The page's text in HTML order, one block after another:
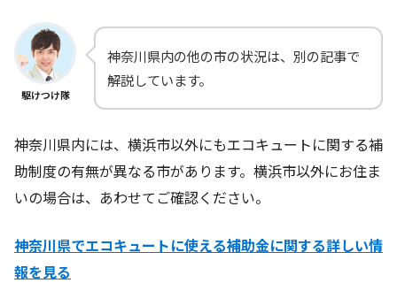
駆けつけ隊
神奈川県内の他の市の状況は、別の記事で
解説しています。
神奈川県内には、横浜市以外にもエコキュートに関する補
助制度の有無が異なる市があります。横浜市以外にお住ま
いの場合は、あわせてご確認ください。
神奈川県でエコキュートに使える補助金に関する詳しい情
報を見る